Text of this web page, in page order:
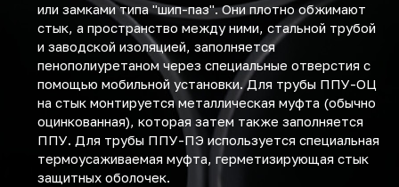
или замками типа "шип-паз". Они плотно обжимают
стык, а пространство между ними, стальной трубой
и заводской изоляцией, заполняется
пенополиуретаном через специальные отверстия с
помощью мобильной установки. Для трубы ППУ-ОЦ
на стык монтируется металлическая муфта (обычно
оцинкованная), которая затем также заполняется
ППУ. Для трубы ППУ-ПЭ используется специальная
термоусаживаемая муфта, герметизирующая стык
защитных оболочек.